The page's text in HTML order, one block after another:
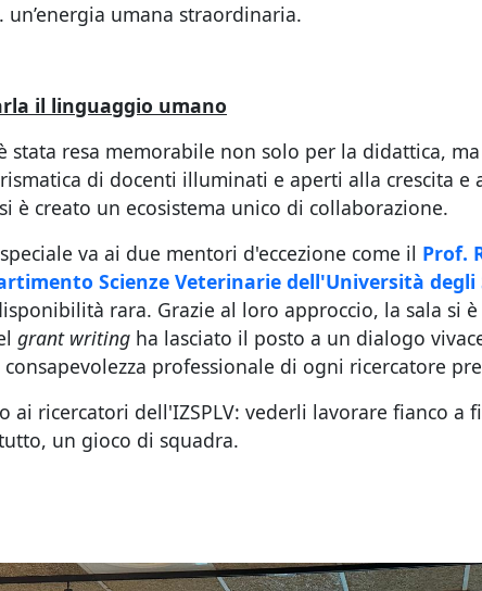
umana straordinaria.
il linguaggio umano
stata resa memorabile non solo per la didattica,
di docenti illuminati e aperti alla crescita
è creato un ecosistema unico di collaborazione.
va ai due mentori d'eccezione come il Prof.
Scienze Veterinarie dell'Università degli
rara. Grazie al loro approccio, la sala
grant writing ha lasciato il posto a un dialogo
professionale di ogni ricercatore
ai ricercatori dell'IZSPLV: vederli lavorare fianco a
un gioco di squadra.